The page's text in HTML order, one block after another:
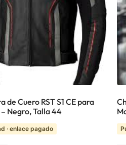
de Cuero RST S1 CE para
Negro, Talla 44
· enlace pagado